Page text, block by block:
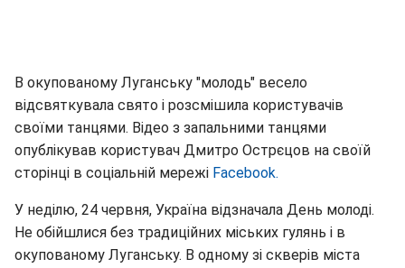
В окупованому Луганську "молодь" весело
відсвяткувала свято і розсмішила користувачів
своїми танцями. Відео з запальними танцями
опублікував користувач Дмитро Острєцов на своїй
сторінці в соціальній мережі Facebook.
У неділю, 24 червня, Україна відзначала День молоді.
Не обійшлися без традиційних міських гулянь і в
окупованому Луганську. В одному зі скверів міста